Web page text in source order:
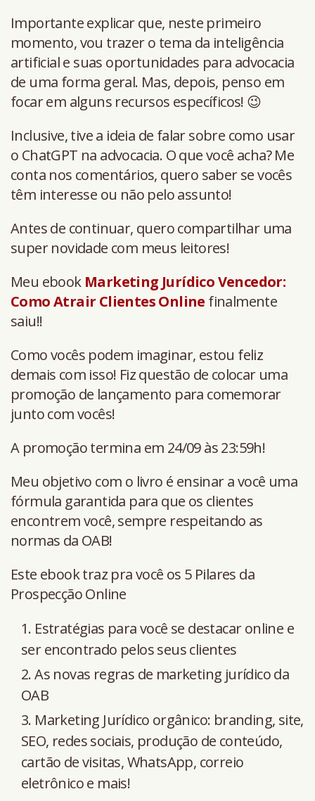
Importante explicar que, neste primeiro
momento, vou trazer o tema da inteligência
artificial e suas oportunidades para advocacia
de uma forma geral. Mas, depois, penso em
focar em alguns recursos específicos! 😉
Inclusive, tive a ideia de falar sobre como usar
o ChatGPT na advocacia. O que você acha? Me
conta nos comentários, quero saber se vocês
têm interesse ou não pelo assunto!
Antes de continuar, quero compartilhar uma
super novidade com meus leitores!
Meu ebook Marketing Jurídico Vencedor:
Como Atrair Clientes Online finalmente
saiu!!
Como vocês podem imaginar, estou feliz
demais com isso! Fiz questão de colocar uma
promoção de lançamento para comemorar
junto com vocês!
A promoção termina em 24/09 às 23:59h!
Meu objetivo com o livro é ensinar a você uma
fórmula garantida para que os clientes
encontrem você, sempre respeitando as
normas da OAB!
Este ebook traz pra você os 5 Pilares da
Prospecção Online
Estratégias para você se destacar online e
ser encontrado pelos seus clientes
As novas regras de marketing jurídico da
OAB
Marketing Jurídico orgânico: branding, site,
SEO, redes sociais, produção de conteúdo,
cartão de visitas, WhatsApp, correio
eletrônico e mais!